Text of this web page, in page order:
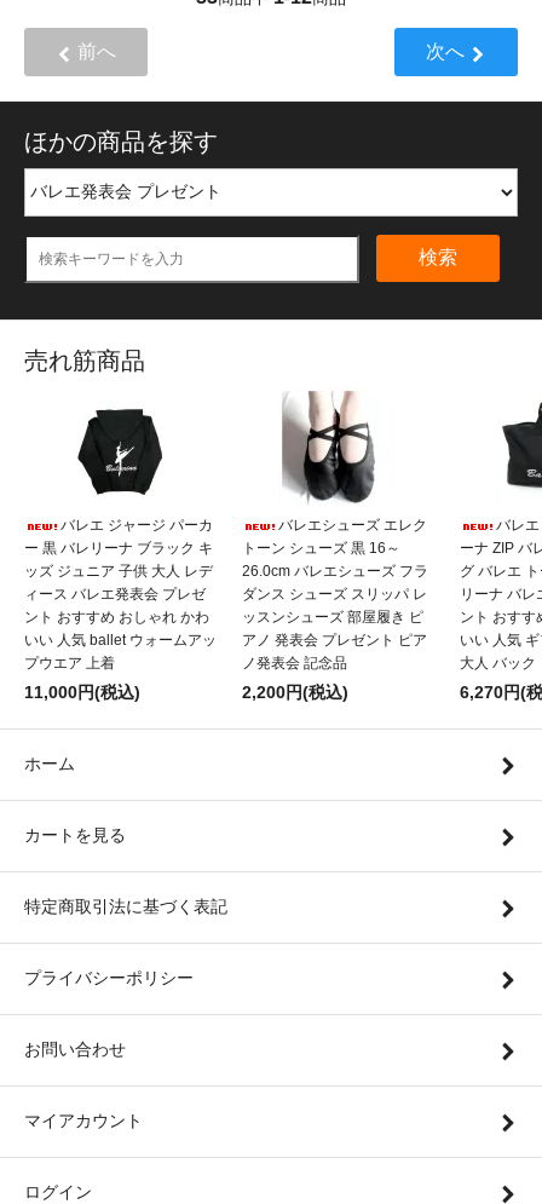
前へ 次へ
ほかの商品を探す
検索
売れ筋商品
バレエ ジャージ パーカ
ー 黒 バレリーナ ブラック キ
ッズ ジュニア 子供 大人 レデ
ィース バレエ発表会 プレゼ
ント おすすめ おしゃれ かわ
いい 人気 ballet ウォームアッ
プウエア 上着
11,000円(税込)
バレエシューズ エレク
トーン シューズ 黒 16～
26.0cm バレエシューズ フラ
ダンス シューズ スリッパ レ
ッスンシューズ 部屋履き ピ
アノ 発表会 プレゼント ピア
ノ発表会 記念品
2,200円(税込)
バレ
ーナ ZIP バ
グ バレエ
リーナ バレ
ント おすす
いい 人気
大人 バック
6,270円(
ホーム
カートを見る
特定商取引法に基づく表記
プライバシーポリシー
お問い合わせ
マイアカウント
ログイン